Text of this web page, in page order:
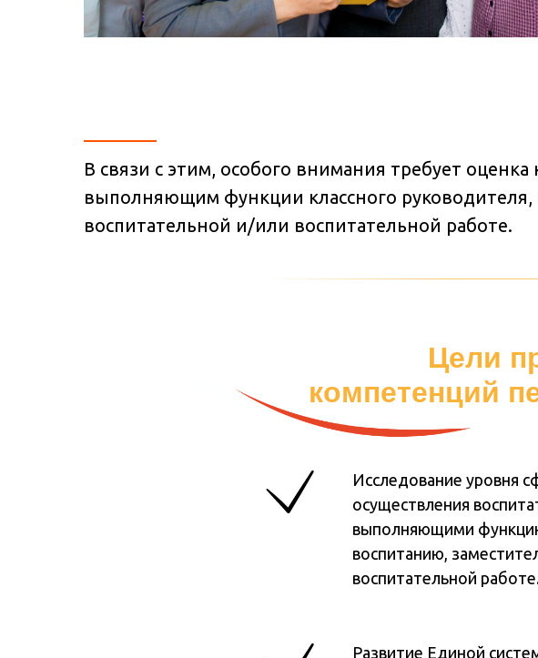
В связи с этим, особого внимания требует
выполняющим функции классного руководителя,
воспитательной и/или воспитательной работе.
Цели
компетенций
Исследование уровня
осуществления
выполняющими
воспитанию,
воспитательной
Развитие Единой